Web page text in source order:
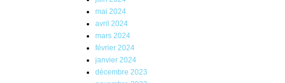
mai 2024
avril 2024
mars 2024
février 2024
janvier 2024
décembre 2023